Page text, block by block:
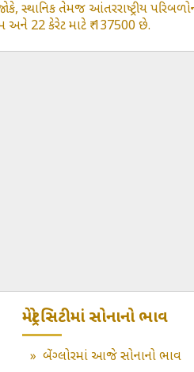
તેમજ આંતરરાષ્ટ્રીય
22 કેરેટ માટે ₹ 137500 છે.
મેટ્રો સિટીમાં સોનાનો ભાવ
» બેંગ્લોરમાં આજે સોનાનો ભાવ